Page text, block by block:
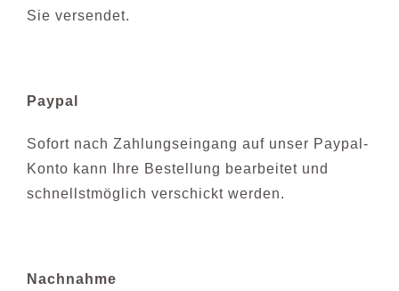
Sie versendet.
Paypal
Sofort nach Zahlungseingang auf unser Paypal-
Konto kann Ihre Bestellung bearbeitet und
schnellstmöglich verschickt werden.
Nachnahme